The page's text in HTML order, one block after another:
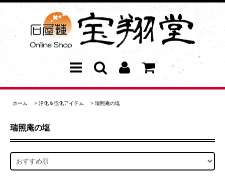
ホーム > 浄化＆強化アイテム > 瑞照庵の塩
瑞照庵の塩